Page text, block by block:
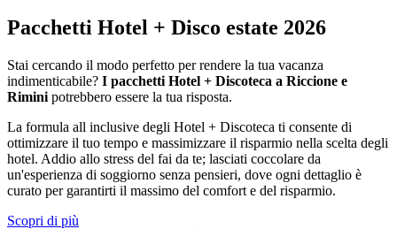
Pacchetti Hotel + Disco estate 2026
Stai cercando il modo perfetto per rendere la tua vacanza
indimenticabile? I pacchetti Hotel + Discoteca a Riccione e
Rimini potrebbero essere la tua risposta.
La formula all inclusive degli Hotel + Discoteca ti consente di
ottimizzare il tuo tempo e massimizzare il risparmio nella scelta degli
hotel. Addio allo stress del fai da te; lasciati coccolare da
un'esperienza di soggiorno senza pensieri, dove ogni dettaglio è
curato per garantirti il massimo del comfort e del risparmio.
Scopri di più